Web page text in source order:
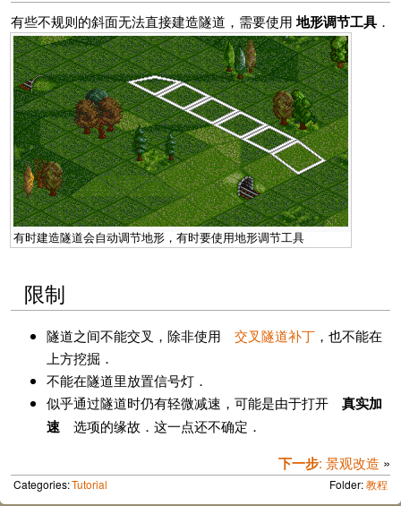
有些不规则的斜面无法直接建造隧道，需要使用地形调节工具 ．
有时建造隧道会自动调节地形，有时要使用地形调节工具
限制
隧道之间不能交叉，除非使用 交叉隧道补丁 ，也不能在
上方挖掘．
不能在隧道里放置信号灯．
似乎通过隧道时仍有轻微减速，可能是由于打开 真实加
速 选项的缘故．这一点还不确定．
下一步: 景观改造 »
Categories:Tutorial Folder:教程